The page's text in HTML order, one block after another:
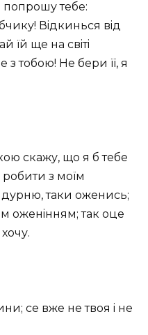
попрошу тебе:
Вiдкинься вiд
їй ще на свiтi
тобою! Не бери її, я
скажу, що я б тебе
з моїм
таки оженись;
оженiнням; так оце
се вже не твоя i не